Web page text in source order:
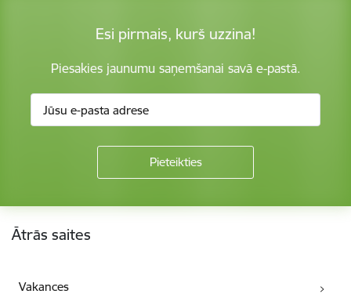
Esi pirmais, kurš uzzina!
Piesakies jaunumu saņemšanai savā e-pastā.
Kājene
Ātrās saites
Vakances